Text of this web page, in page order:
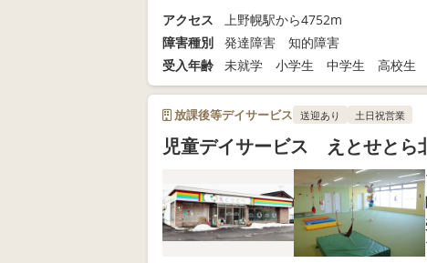
アクセス
上野幌駅から4752m
障害種別
発達障害 知的障害
受入年齢
未就学 小学生 中学生 高校生
放課後等デイサービス 送迎あり 土日祝営業
児童デイサービス えとせとら